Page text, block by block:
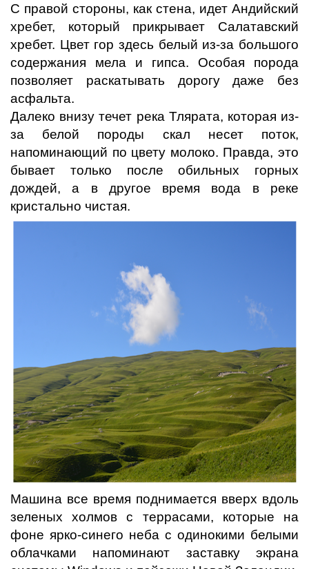
С правой стороны, как стена, идет Андийский
хребет, который прикрывает Салатавский
хребет. Цвет гор здесь белый из-за большого
содержания мела и гипса. Особая порода
позволяет раскатывать дорогу даже без
асфальта.
Далеко внизу течет река Тлярата, которая из-
за белой породы скал несет поток,
напоминающий по цвету молоко. Правда, это
бывает только после обильных горных
дождей, а в другое время вода в реке
кристально чистая.
Машина все время поднимается вверх вдоль
зеленых холмов с террасами, которые на
фоне ярко-синего неба с одинокими белыми
облачками напоминают заставку экрана